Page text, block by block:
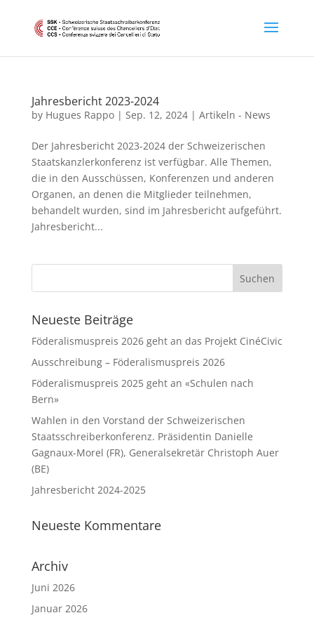
Jahresbericht 2023-2024
by Hugues Rappo| Sep. 12, 2024| Artikeln - News
Der Jahresbericht 2023-2024 der Schweizerischen
Staatskanzlerkonferenz ist verfügbar. Alle Themen,
die in den Ausschüssen, Konferenzen und anderen
Organen, an denen die Mitglieder teilnehmen,
behandelt wurden, sind im Jahresbericht aufgeführt.
Jahresbericht...
Neueste Beiträge
Föderalismuspreis 2026 geht an das Projekt CinéCivic
Ausschreibung – Föderalismuspreis 2026
Föderalismuspreis 2025 geht an «Schulen nach
Bern»
Wahlen in den Vorstand der Schweizerischen
Staatsschreiberkonferenz. Präsidentin Danielle
Gagnaux-Morel (FR), Generalsekretär Christoph Auer
(BE)
Jahresbericht 2024-2025
Neueste Kommentare
Archiv
Juni 2026
Januar 2026